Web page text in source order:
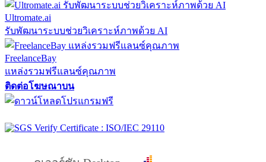
Ultromate.ai
รับพัฒนาระบบช่วยวิเคราะห์ภาพด้วย AI
FreelanceBay
แหล่งรวมฟรีแลนซ์คุณภาพ
ติดต่อโฆษณาบน